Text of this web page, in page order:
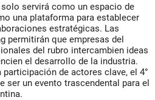
servirá como un espacio de
una plataforma para establecer
estratégicas. Las
permitirán que empresas del
del rubro intercambien ideas
el desarrollo de la industria.
de actores clave, el 4°
ser un evento trascendental para el